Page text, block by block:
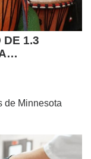
DE 1.3
MÚSICOS,
de Minnesota